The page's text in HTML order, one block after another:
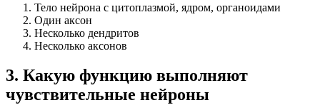
Тело нейрона с цитоплазмой, ядром, органоидами
Один аксон
Несколько дендритов
Несколько аксонов
3. Какую функцию выполняют
чувствительные нейроны